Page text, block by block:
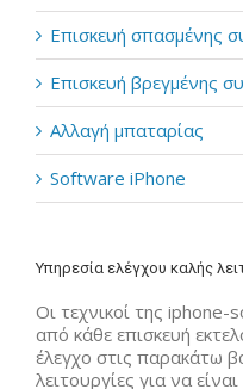
Επισκευή σπασμένης
Επισκευή βρεγμένης
Αλλαγή μπαταρίας
Software iPhone
Υπηρεσία ελέγχου καλής
Οι τεχνικοί της iphone-
από κάθε επισκευή
έλεγχο στις παρακάτω
λειτουργίες για να